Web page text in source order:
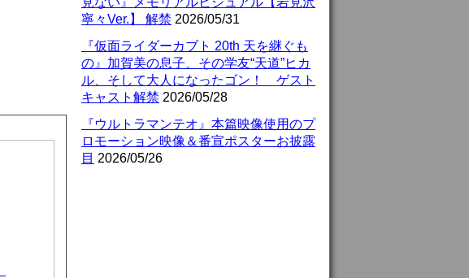
寧々Ver.】 解禁 2026/05/31
『仮面ライダーカブト 20th 天を継ぐも
の』加賀美の息子、その学友“天道”ヒカ
ル、そして大人になったゴン！ ゲスト
キャスト解禁 2026/05/28
『ウルトラマンテオ』本篇映像使用のプ
ロモーション映像＆番宣ポスターお披露
目 2026/05/26